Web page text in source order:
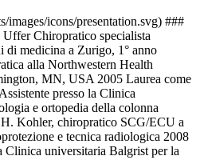
images/icons/presentation.svg) ###
Chiropratico specialista
di medicina a Zurigo, 1° anno
alla Northwestern Health
MN, USA 2005 Laurea come
presso la Clinica
e ortopedia della colonna
Kohler, chiropratico SCG/ECU a
e tecnica radiologica 2008
Clinica universitaria Balgrist per la